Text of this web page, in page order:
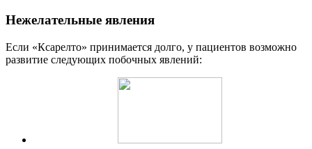
Нежелательные явления
Если «Ксарелто» принимается долго, у пациентов возможно
развитие следующих побочных явлений: